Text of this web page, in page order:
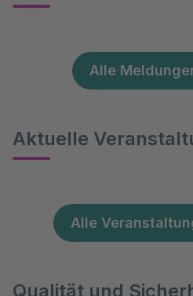
Alle
Aktuelle
Alle
Qualität und